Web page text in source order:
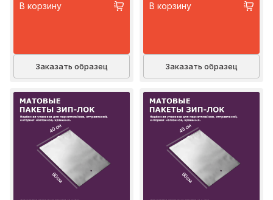
В корзину
Заказать образец
В корзину
Заказать образец
40 см
60 см
45 см
60 см